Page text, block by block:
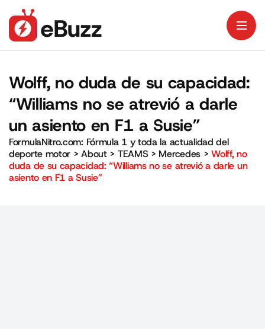
Wolff, no duda de su capacidad:
“Williams no se atrevió a darle
un asiento en F1 a Susie”
FormulaNitro.com: Fórmula 1 y toda la actualidad del
deporte motor >About> TEAMS > Mercedes >Wolff, no
duda de su capacidad: “Williams no se atrevió a darle un
asiento en F1 a Susie”